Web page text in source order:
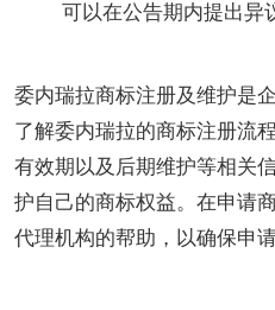
可以在公告期内提出异
委内瑞拉商标注册及维护是
了解委内瑞拉的商标注册流
有效期以及后期维护等相关
护自己的商标权益。在申请
代理机构的帮助，以确保申